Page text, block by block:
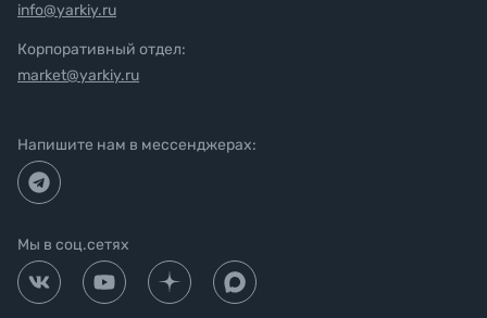
info@yarkiy.ru
Корпоративный отдел:
market@yarkiy.ru
Напишите нам в мессенджерах:
Мы в соц.сетях